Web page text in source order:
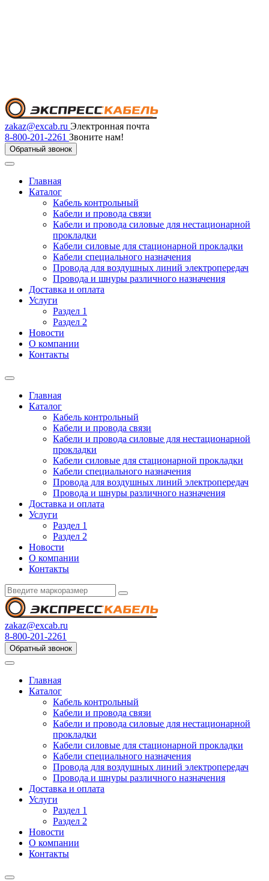
zakaz@excab.ru Электронная почта
8-800-201-2261 Звоните нам!
Обратный звонок
Главная
Каталог
Кабель контрольный
Кабели и провода связи
Кабели и провода силовые для нестационарной
прокладки
Кабели силовые для стационарной прокладки
Кабели специального назначения
Провода для воздушных линий электропередач
Провода и шнуры различного назначения
Доставка и оплата
Услуги
Раздел 1
Раздел 2
Новости
О компании
Контакты
Главная
Каталог
Кабель контрольный
Кабели и провода связи
Кабели и провода силовые для нестационарной
прокладки
Кабели силовые для стационарной прокладки
Кабели специального назначения
Провода для воздушных линий электропередач
Провода и шнуры различного назначения
Доставка и оплата
Услуги
Раздел 1
Раздел 2
Новости
О компании
Контакты
zakaz@excab.ru
8-800-201-2261
Обратный звонок
Главная
Каталог
Кабель контрольный
Кабели и провода связи
Кабели и провода силовые для нестационарной
прокладки
Кабели силовые для стационарной прокладки
Кабели специального назначения
Провода для воздушных линий электропередач
Провода и шнуры различного назначения
Доставка и оплата
Услуги
Раздел 1
Раздел 2
Новости
О компании
Контакты